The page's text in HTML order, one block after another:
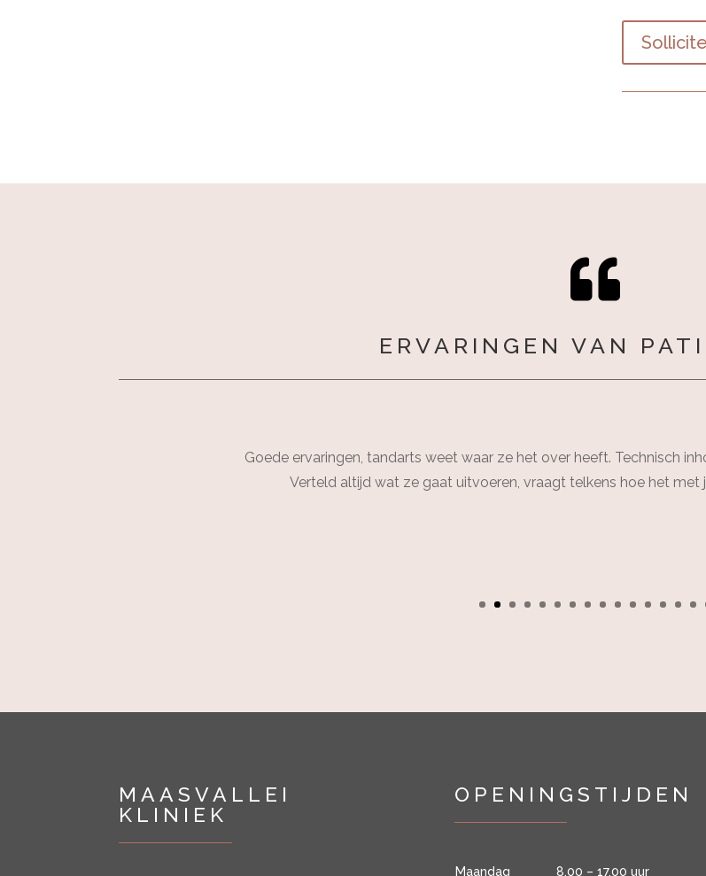

ERVARINGEN VAN
Goede ervaringen, tandarts weet waar ze het over heeft. Technisch
Verteld altijd wat ze gaat uitvoeren, vraagt telkens hoe het met
MAASVALLEI
KLINIEK
OPENINGSTIJDEN
Maandag 8.00 – 17.00 uur